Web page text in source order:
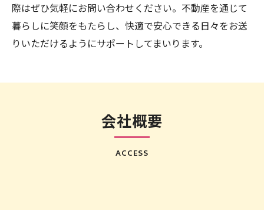
際はぜひ気軽にお問い合わせください。不動産を通じて
暮らしに笑顔をもたらし、快適で安心できる日々をお送
りいただけるようにサポートしてまいります。
会社概要
ACCESS